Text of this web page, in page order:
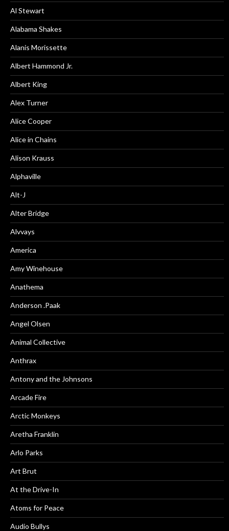
Al Stewart
Alabama Shakes
Alanis Morissette
Albert Hammond Jr.
Albert King
Alex Turner
Alice Cooper
Alice in Chains
Alison Krauss
Alphaville
Alt-J
Alter Bridge
Alvvays
America
Amy Winehouse
Anathema
Anderson .Paak
Angel Olsen
Animal Collective
Anthrax
Antony and the Johnsons
Arcade Fire
Arctic Monkeys
Aretha Franklin
Arlo Parks
Art Brut
At the Drive-In
Atoms for Peace
Audio Bullys